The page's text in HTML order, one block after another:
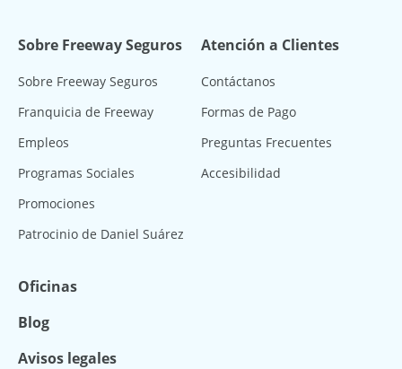
Sobre Freeway Seguros
Sobre Freeway Seguros
Franquicia de Freeway
Empleos
Programas Sociales
Promociones
Patrocinio de Daniel Suárez
Atención a Clientes
Contáctanos
Formas de Pago
Preguntas Frecuentes
Accesibilidad
Oficinas
Blog
Avisos legales